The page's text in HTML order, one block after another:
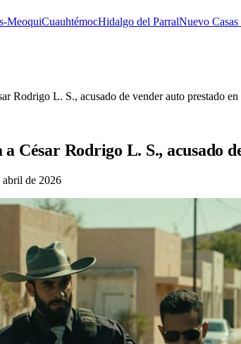
MeoquiCuauhtémocHidalgo del ParralNuevo Casas
Rodrigo L. S., acusado de vender auto prestado
César Rodrigo L. S., acusado
abril de 2026